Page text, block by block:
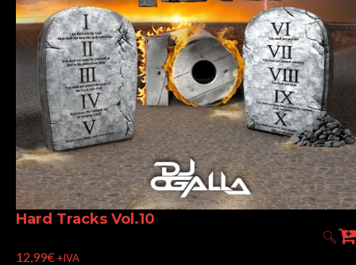
Hard Tracks Vol.10
12,99€ +IVA